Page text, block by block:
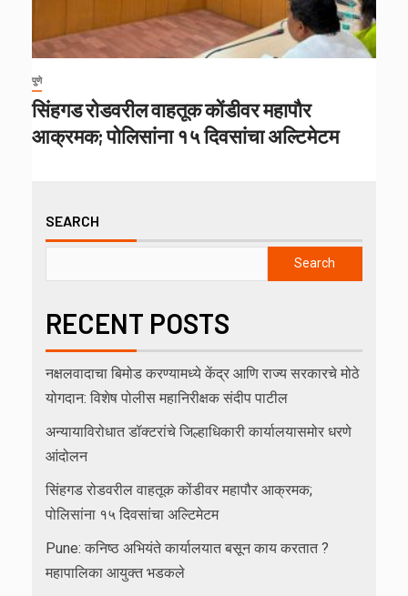
पुणे
सिंहगड रोडवरील वाहतूक कोंडीवर महापौर
आक्रमक; पोलिसांना १५ दिवसांचा अल्टिमेटम
SEARCH
Search
RECENT POSTS
नक्षलवादाचा बिमोड करण्यामध्ये केंद्र आणि राज्य सरकारचे मोठे
योगदान: विशेष पोलीस महानिरीक्षक संदीप पाटील
अन्यायाविरोधात डॉक्टरांचे जिल्हाधिकारी कार्यालयासमोर धरणे
आंदोलन
सिंहगड रोडवरील वाहतूक कोंडीवर महापौर आक्रमक;
पोलिसांना १५ दिवसांचा अल्टिमेटम
Pune: कनिष्ठ अभियंते कार्यालयात बसून काय करतात ?
महापालिका आयुक्त भडकले